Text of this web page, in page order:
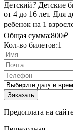
Детский? Детские
от 4 до 16 лет. Для
ребенок на 1
Общая сумма:800₽
Кол-во билетов:1
Предоплата на